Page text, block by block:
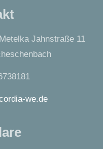
Jahnstraße 11
we.de